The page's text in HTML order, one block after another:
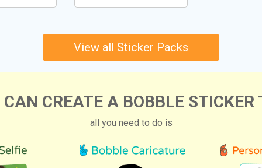
View all Sticker Packs
CAN CREATE A BOBBLE STICKER
all you need to do is